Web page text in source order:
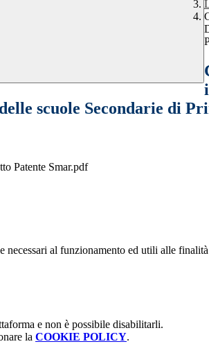
scuole Secondarie di
Patente Smar.pdf
al funzionamento ed utili alle
e non è possibile disabilitarli.
la COOKIE POLICY.